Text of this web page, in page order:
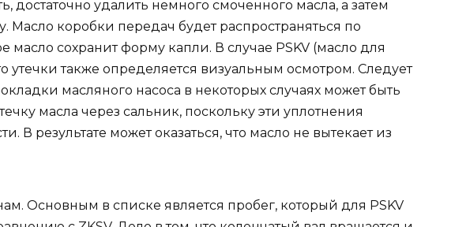
достаточно удалить немного смоченного масла, а затем
Масло коробки передач будет распространяться по
масло сохранит форму капли. В случае PSKV (масло для
утечки также определяется визуальным осмотром. Следует
масляного насоса в некоторых случаях может быть
масла через сальник, поскольку эти уплотнения
В результате может оказаться, что масло не вытекает из
Основным в списке является пробег, который для PSKV